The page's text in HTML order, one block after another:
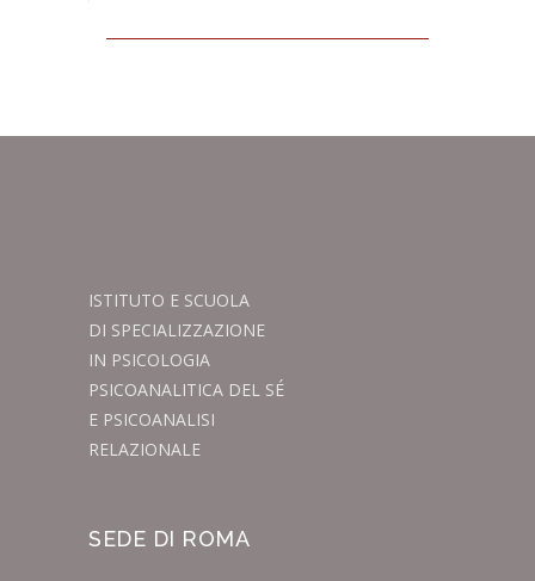
ISTITUTO E SCUOLA
DI SPECIALIZZAZIONE
IN PSICOLOGIA
PSICOANALITICA DEL SÉ
E PSICOANALISI
RELAZIONALE
SEDE DI ROMA